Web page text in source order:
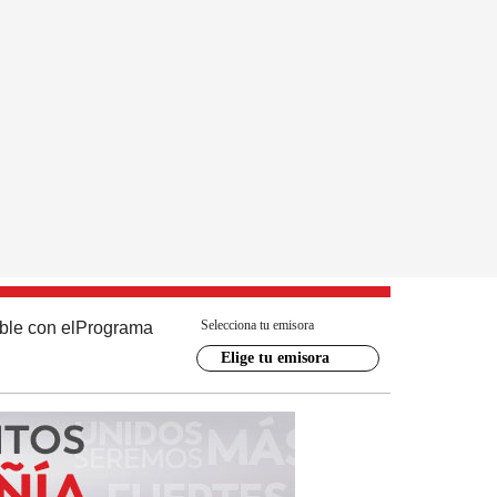
con el Programa Selecciona tu emisora
Elige tu emisora